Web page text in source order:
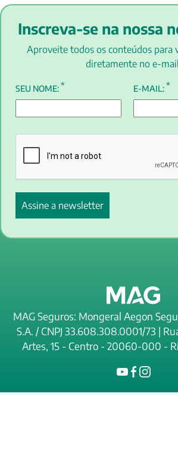
Inscreva-se na nossa
Aproveite todos os conteúdos para
diretamente no e-
SEU NOME:* E-MAIL:*
MAG Seguros: Mongeral Aegon
S.A. / CNPJ 33.608.308.0001/73 |
Artes, 15 - Centro - 20060-000 -